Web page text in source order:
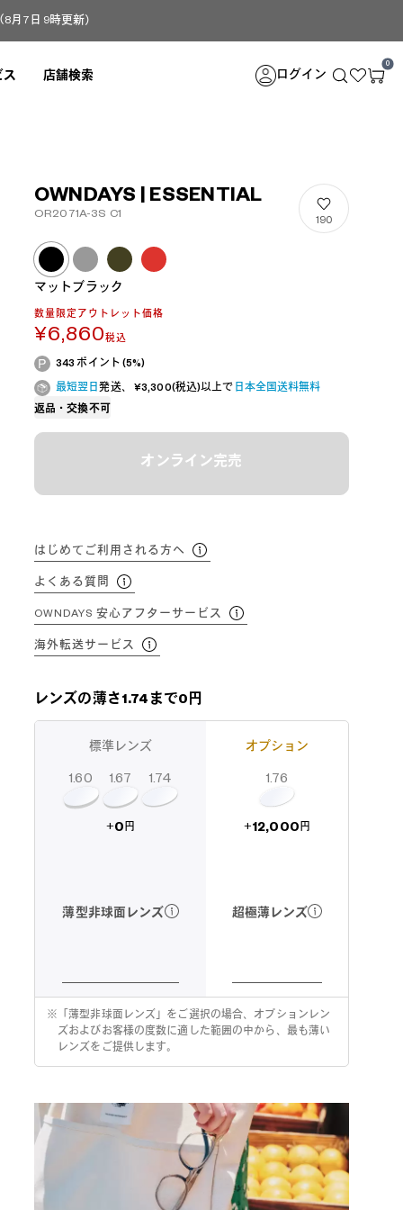
月7日 9時更新）
ス 店舗検索 ログイン
0
OWNDAYS | ESSENTIAL
OR2071A-3S C1
190
マットブラック
数量限定アウトレット価格
¥6,860 税込
343 ポイント (5%)
最短翌日発送、 ¥3,300(税込)以上で 日本全国送料無料
返品・交換不可
オンライン完売
はじめてご利用される方へ
よくある質問
OWNDAYS 安心アフターサービス
海外転送サービス
レンズの薄さ1.74まで0円
標準レンズ
1.60 1.67 1.74
+0 円
薄型非球面レンズ
オプション
1.76
+12,000 円
超極薄レンズ
※
「薄型非球面レンズ」をご選択の場合、オプションレン
ズおよびお客様の度数に適した範囲の中から、最も薄い
レンズをご提供します。